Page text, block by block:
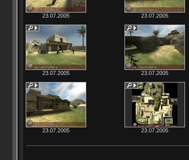
23.07.2005 23.07.2005
23.07.2005 23.07.2005
23.07.2005 23.07.2005